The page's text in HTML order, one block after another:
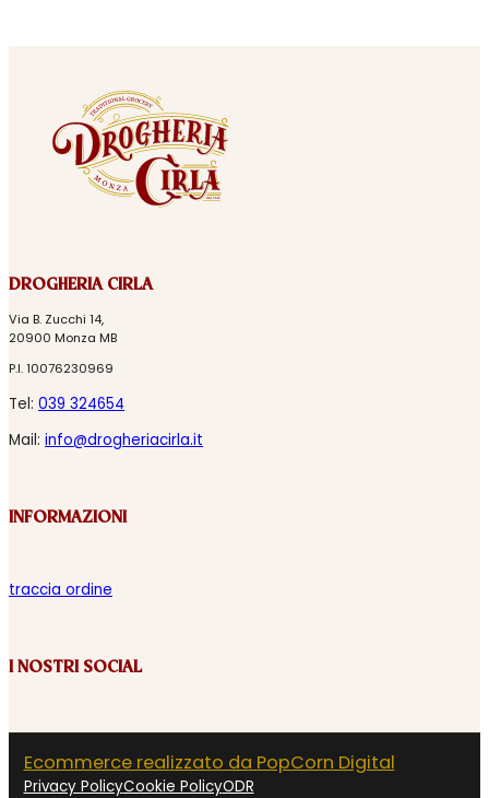
DROGHERIA CIRLA
Via B. Zucchi 14,
20900 Monza MB
P.I. 10076230969
Tel: 039 324654
Mail: info@drogheriacirla.it
INFORMAZIONI
traccia ordine
I NOSTRI SOCIAL
Ecommerce realizzato da PopCorn Digital
Privacy PolicyCookie PolicyODR